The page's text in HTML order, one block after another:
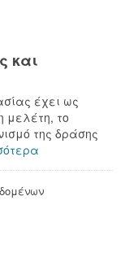
και
έχει ως
μελέτη, το
της δράσης